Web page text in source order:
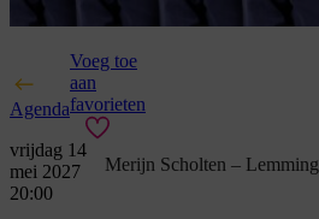
Agenda
Voeg toe
aan
favorieten
vrijdag 14
mei 2027
20:00
Merijn Scholten – Lemming